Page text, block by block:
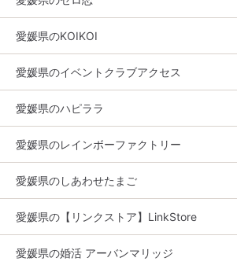
愛媛県のKOIKOI
愛媛県のイベントクラブアクセス
愛媛県のハピララ
愛媛県のレインボーファクトリー
愛媛県のしあわせたまご
愛媛県の【リンクストア】LinkStore
愛媛県の婚活 アーバンマリッジ